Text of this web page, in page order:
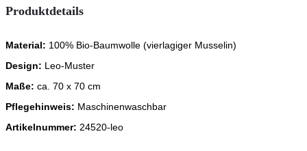
Produktdetails
Material: 100% Bio-Baumwolle (vierlagiger Musselin)
Design: Leo-Muster
Maße: ca. 70 x 70 cm
Pflegehinweis: Maschinenwaschbar
Artikelnummer: 24520-leo